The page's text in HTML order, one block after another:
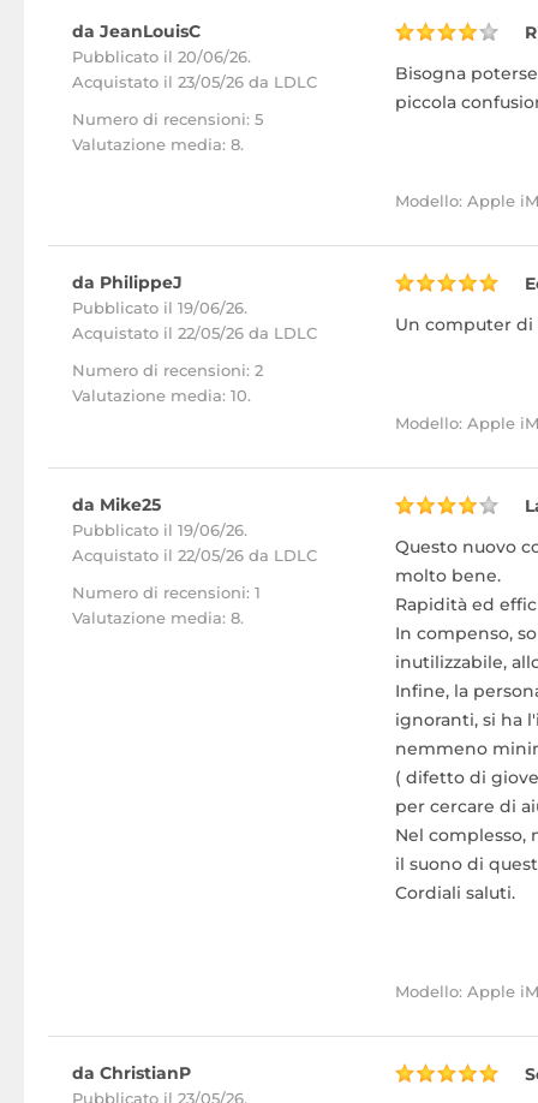
da JeanLouisC
Pubblicato il 20/06/26.
Acquistato il 23/05/26 da LDLC
Numero di recensioni: 5
Valutazione media: 8.
Bisogna
piccola
Modello: Apple
da PhilippeJ
Pubblicato il 19/06/26.
Acquistato il 22/05/26 da LDLC
Numero di recensioni: 2
Valutazione media: 10.
Un computer di
Modello: Apple
da Mike25
Pubblicato il 19/06/26.
Acquistato il 22/05/26 da LDLC
Numero di recensioni: 1
Valutazione media: 8.
Questo nuovo
molto bene.
Rapidità ed
In compenso,
inutilizzabile,
Infine, la
ignoranti, si ha
nemmeno
( difetto di
per cercare di
Nel complesso,
il suono di
Cordiali saluti.
Modello: Apple
da ChristianP
Pubblicato il 23/05/26.